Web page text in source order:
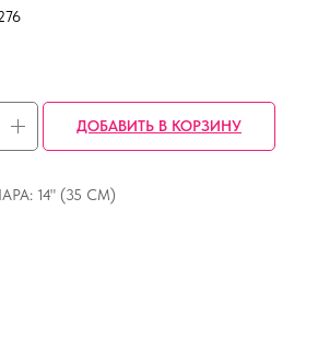
ДОБАВИТЬ В КОРЗИНУ
14" (35 СМ)